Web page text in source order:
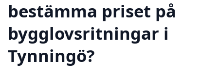
bestämma priset på
bygglovsritningar i
Tynningö?